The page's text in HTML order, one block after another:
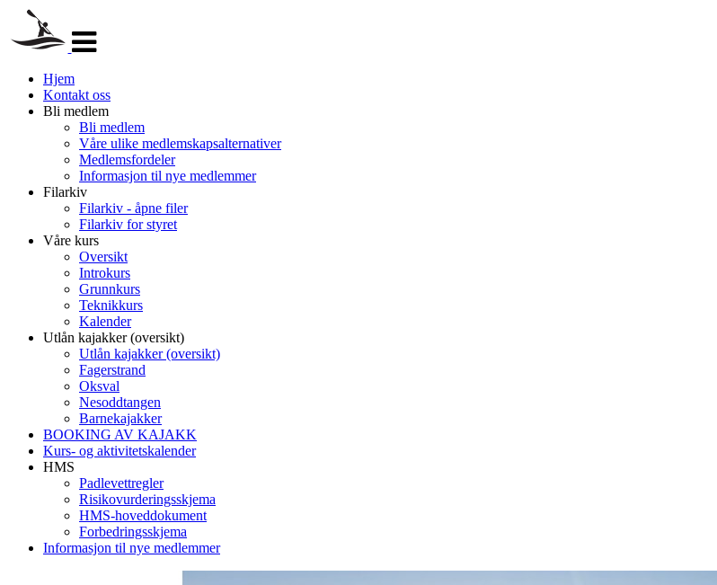
navigasjon
Hjem
Kontakt oss
Bli medlem
Bli medlem
Våre ulike medlemskapsalternativer
Medlemsfordeler
Informasjon til nye medlemmer
Filarkiv
Filarkiv - åpne filer
Filarkiv for styret
Våre kurs
Oversikt
Introkurs
Grunnkurs
Teknikkurs
Kalender
Utlån kajakker (oversikt)
Utlån kajakker (oversikt)
Fagerstrand
Oksval
Nesoddtangen
Barnekajakker
BOOKING AV KAJAKK
Kurs- og aktivitetskalender
HMS
Padlevettregler
Risikovurderingsskjema
HMS-hoveddokument
Forbedringsskjema
Informasjon til nye medlemmer